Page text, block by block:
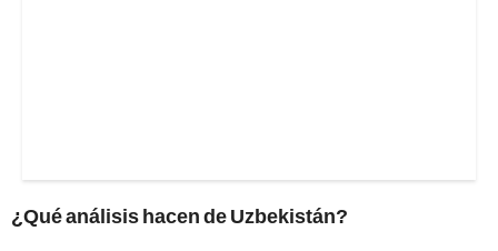
¿Qué análisis hacen de Uzbekistán?